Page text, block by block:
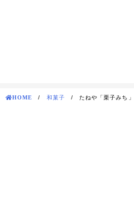
HOME / 和菓子 / たねや「栗子みち